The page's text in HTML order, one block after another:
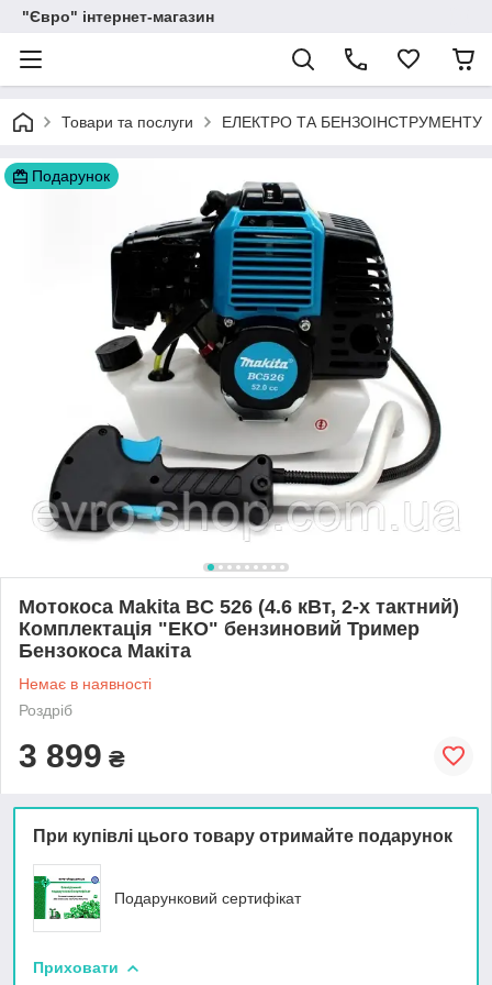
"Євро" інтернет-магазин
Товари та послуги ЕЛЕКТРО ТА БЕНЗОІНСТРУМЕНТУ
Подарунок
Мотокоса Makita BC 526 (4.6 кВт, 2-х тактний)
Комплектація "ЕКО" бензиновий Тример
Бензокоса Макіта
Немає в наявності
Роздріб
3 899 ₴
При купівлі цього товару отримайте подарунок
Подарунковий сертифікат
Приховати